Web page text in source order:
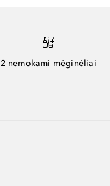
2 nemokami mėginėliai